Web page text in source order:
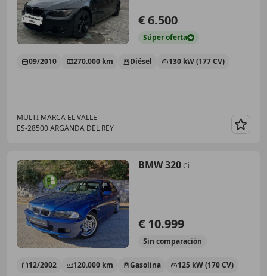
€ 6.500
Súperoferta
09/2010 270.000 km Diésel 130 kW (177 CV)
MULTI MARCA EL VALLE
ES-28500 ARGANDA DEL REY
BMW 320Ci
€ 10.999
Sin comparación
12/2002 120.000 km Gasolina 125 kW (170 CV)